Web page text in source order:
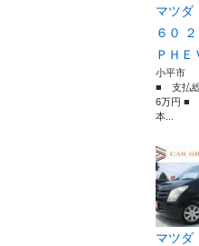
マツダ
６０
ＰＨＥ
小平市
■ 支払総
6万円 ■
本...
マツダ